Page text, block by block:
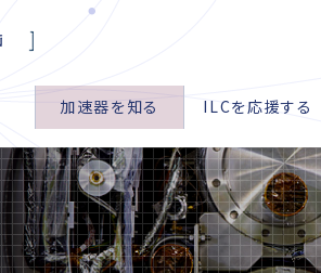
イベント情報
日本の素粒子物理学
ILCが解明するいろいろ
加速器を知る
円形加速器と線形加速器
ILCを応援する
ILCサポーターズ